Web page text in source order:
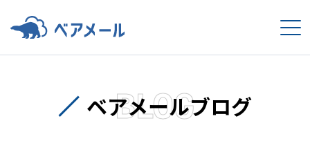
BLOG
ベアメールブログ